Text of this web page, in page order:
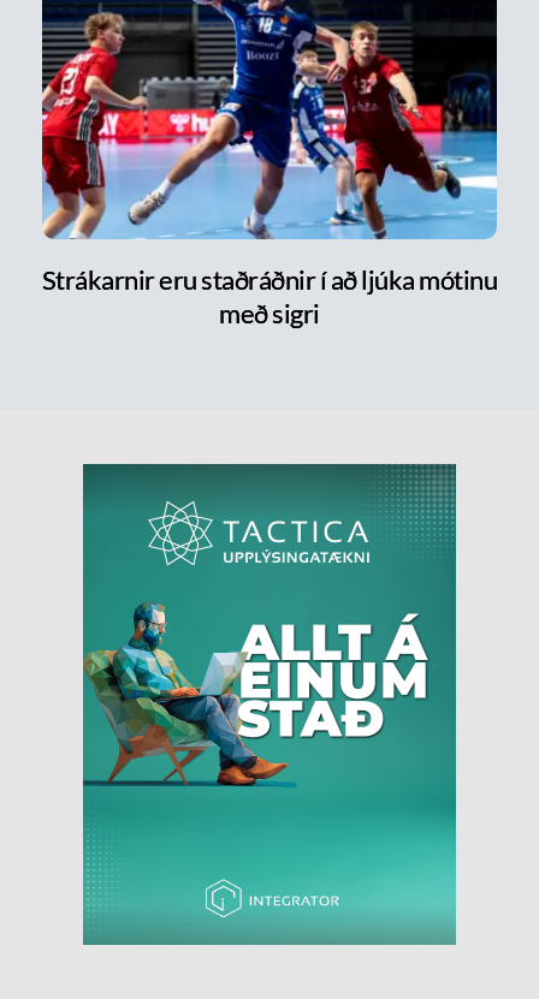
Strákarnir eru staðráðnir í að ljúka mótinu
með sigri